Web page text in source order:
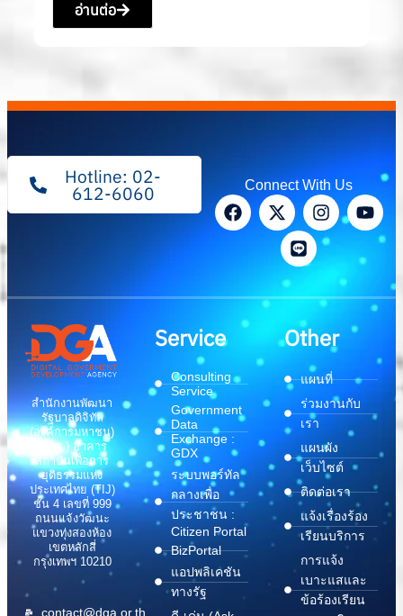
อ่านต่อ
Hotline: 02-
612-6060 Connect With Us
สำนักงานพัฒนา
รัฐบาลดิจิทัล
(องค์การมหาชน)
(สพร.) อาคาร
สถาบันเพื่อการ
ยุติธรรมแห่ง
ประเทศไทย (TIJ)
ชั้น 4 เลขที่ 999
ถนนแจ้งวัฒนะ
แขวงทุ่งสองห้อง
เขตหลักสี่
กรุงเทพฯ 10210
contact@dga.or.th
Service
Consulting
Service
Government
Data
Exchange :
GDX
ระบบพอร์ทัล
กลางเพื่อ
ประชาชน :
Citizen Portal
BizPortal
แอปพลิเคชัน
ทางรัฐ
Other
แผนที่
ร่วมงานกับ
เรา
แผนผัง
เว็บไซต์
ติดต่อเรา
แจ้งเรื่องร้อง
เรียนบริการ
การแจ้ง
เบาะแสและ
ข้อร้องเรียน